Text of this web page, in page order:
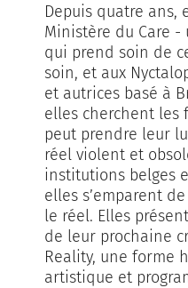
Depuis quatre ans,
Ministère du Care
qui prend soin de
soin, et aux
et autrices basé à
elles cherchent les
peut prendre leur
réel violent et
institutions belges
elles s’emparent
le réel. Elles
de leur prochaine
Reality, une forme
artistique et